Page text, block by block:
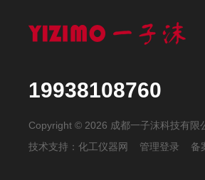
19938108760
Copyright © 2026 成都一子沫科技有限
技术支持：化工仪器网 管理登录 备